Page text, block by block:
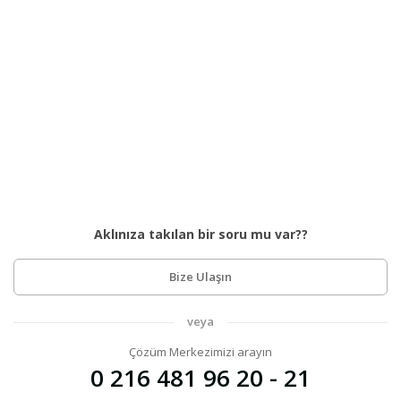
Aklınıza takılan bir soru mu var??
Bize Ulaşın
veya
Çözüm Merkezimizi arayın
0 216 481 96 20 - 21